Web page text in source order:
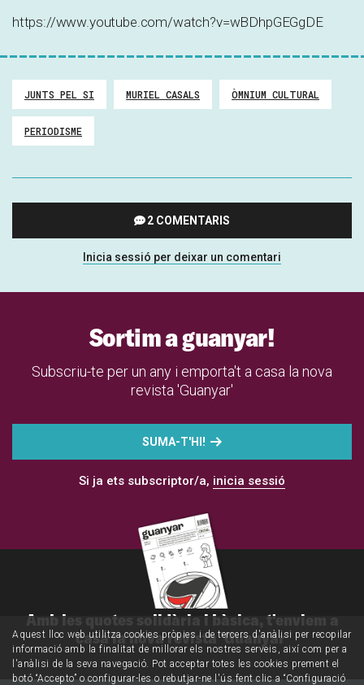
https://www.youtube.com/watch?v=wBDhpGEGgDE
JUNTS PEL SI MURIEL CASALS ÒMNIUM CULTURAL
PERIODISME
2 COMENTARIS
Inicia sessió per deixar un comentari
Sortim a guanyar!
Subscriu-te per un any i emporta't a casa la nova
revista 'Guanyar'
SUMA-T'HI!
Si ja ets subscriptor/a, inicia sessió
Amb les quotes solidària i bàsica, t'enviem a
casa la nova revista 'Guanyar'
Aquest lloc web utilitza cookies pròpies i de tercers d'anàlisi per recopilar
informació amb la finalitat de millorar els nostres serveis, així com per a
l'anàlisi de la seva navegació. Pot acceptar totes les cookies prement el
botó “Accepto” o configurar-les o rebutjar-ne l'ús fent clic a “Configuració